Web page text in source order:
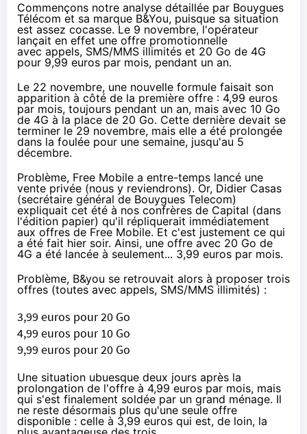
Commençons notre analyse détaillée par Bouygues
Télécom et sa marque B&You, puisque sa situation
est assez cocasse. Le 9 novembre, l'opérateur
lançait en effet une offre promotionnelle
avec appels, SMS/MMS illimités et 20 Go de 4G
pour 9,99 euros par mois, pendant un an.
Le 22 novembre, une nouvelle formule faisait son
apparition à côté de la première offre : 4,99 euros
par mois, toujours pendant un an, mais avec 10 Go
de 4G à la place de 20 Go. Cette dernière devait se
terminer le 29 novembre, mais elle a été prolongée
dans la foulée pour une semaine, jusqu'au 5
décembre.
Problème, Free Mobile a entre-temps lancé une
vente privée (nous y reviendrons). Or, Didier Casas
(secrétaire général de Bouygues Telecom)
expliquait cet été à nos confrères de Capital (dans
l'édition papier) qu'il répliquerait immédiatement
aux offres de Free Mobile. Et c'est justement ce qui
a été fait hier soir. Ainsi, une offre avec 20 Go de
4G a été lancée à seulement... 3,99 euros par mois.
Problème, B&you se retrouvait alors à proposer trois
offres (toutes avec appels, SMS/MMS illimités) :
3,99 euros pour 20 Go
4,99 euros pour 10 Go
9,99 euros pour 20 Go
Une situation ubuesque deux jours après la
prolongation de l'offre à 4,99 euros par mois, mais
qui s'est finalement soldée par un grand ménage. Il
ne reste désormais plus qu'une seule offre
disponible : celle à 3,99 euros qui est, de loin, la